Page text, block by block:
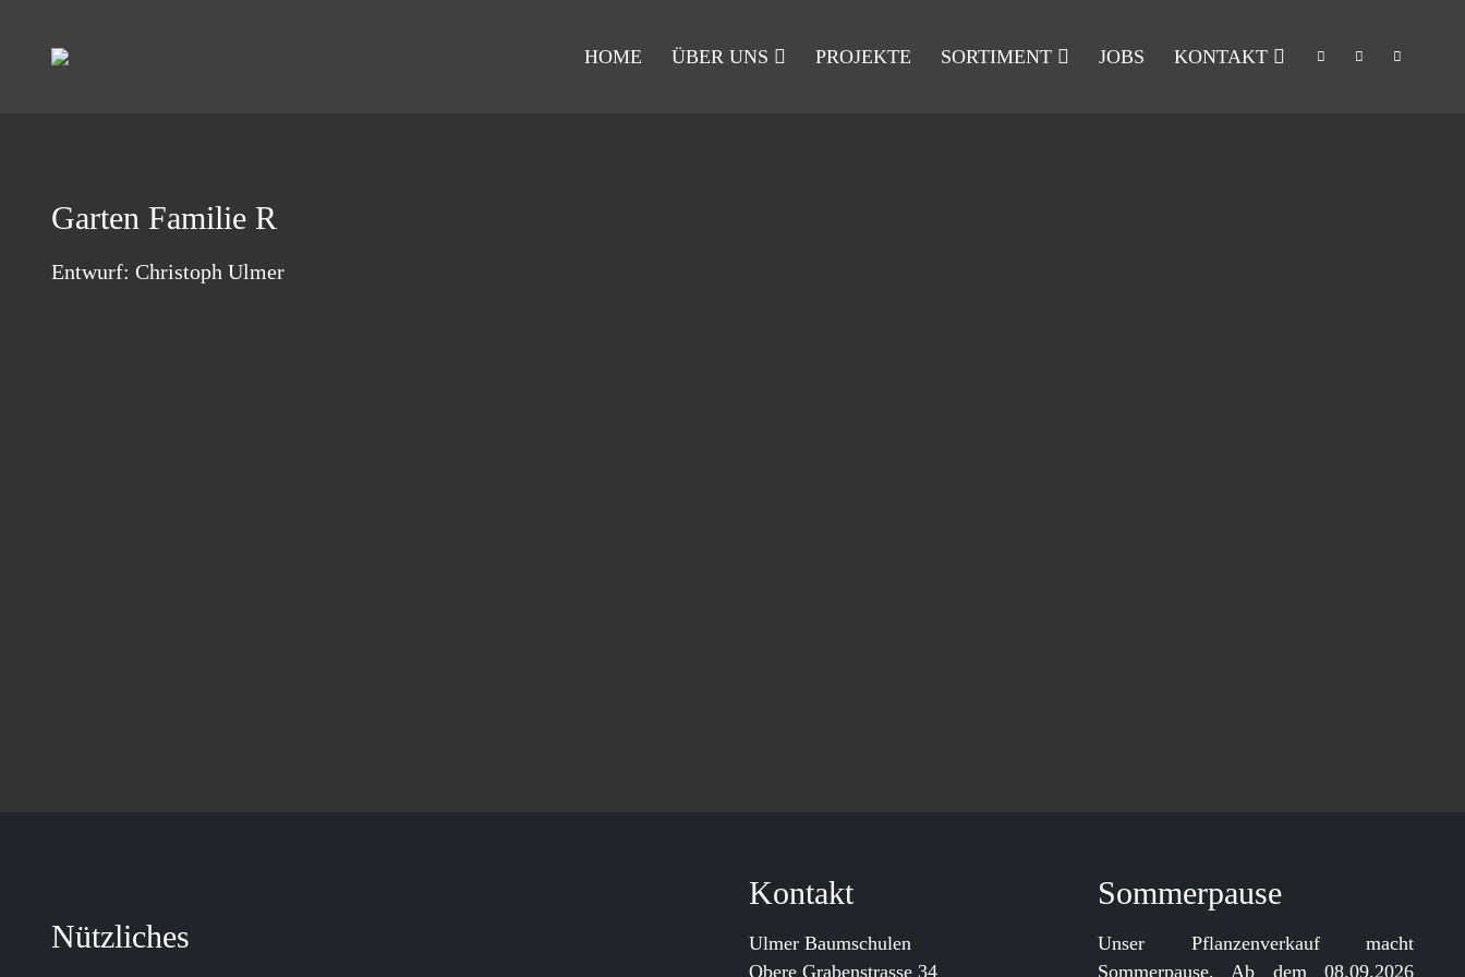
HOME ÜBER UNS PROJEKTE SORTIMENT JOBS KONTAKT
Garten Familie R
Entwurf: Christoph Ulmer
Nützliches
Kontakt
Ulmer Baumschulen
Obere Grabenstrasse 34
Sommerpause
Unser Pflanzenverkauf macht
Sommerpause. Ab dem 08.09.2026